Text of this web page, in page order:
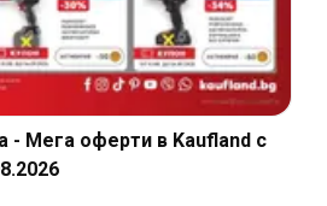
- Мега оферти в Kaufland с